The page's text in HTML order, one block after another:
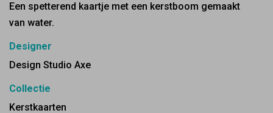
Een spetterend kaartje met een kerstboom gemaakt
van water.
Designer
Design Studio Axe
Collectie
Kerstkaarten